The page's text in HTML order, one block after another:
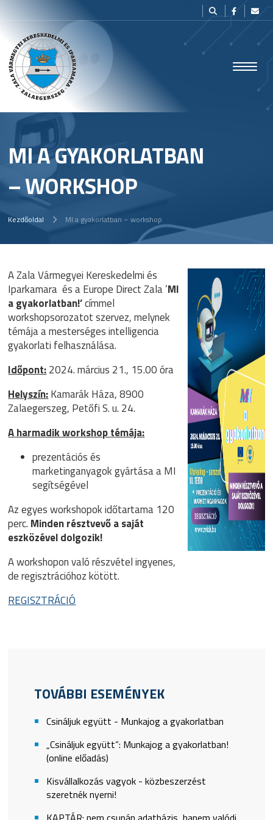
MI A GYAKORLATBAN
– WORKSHOP
Kezdőoldal MI a gyakorlatban – workshop
A Zala Vármegyei Kereskedelmi és
Iparkamara és a Europe Direct Zala ’MI
a gyakorlatban!’címmel
workshopsorozatot szervez, melynek
témája a mesterséges intelligencia
gyakorlati felhasználása.
Időpont:2024. március 21., 15.00 óra
Helyszín:Kamarák Háza, 8900
Zalaegerszeg, Petőfi S. u. 24.
A harmadik workshop témája:
prezentációs és
marketinganyagok gyártása a MI
segítségével
Az egyes workshopok időtartama 120
perc. Minden résztvevő a saját
eszközével dolgozik!
A workshopon való részvétel ingyenes,
de regisztrációhoz kötött.
REGISZTRÁCIÓ
TOVÁBBI ESEMÉNYEK
Csináljuk együtt - Munkajog a gyakorlatban
„Csináljuk együtt”: Munkajog a gyakorlatban!
(online előadás)
Kisvállalkozás vagyok - közbeszerzést
szeretnék nyerni!